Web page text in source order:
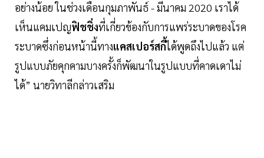
อย่างน้อย ในช่วงเดือนกุมภาพันธ์ - มีนาคม 2020 เราได้
เห็นแคมเปญฟิชชิ่งที่เกี่ยวข้องกับการแพร่ระบาดของโรค
ระบาดซึ่งก่อนหน้านี้ทางแคสเปอร์สกี้ได้พูดถึงไปแล้ว แต่
รูปแบบภัยคุกคามบางครั้งก็พัฒนาในรูปแบบที่คาดเดาไม่
ได้” นายวิทาลีกล่าวเสริม